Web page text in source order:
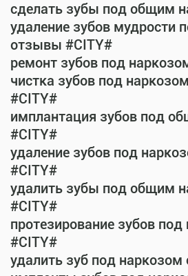
сделать зубы под общим
удаление зубов мудрости
отзывы #CITY#
ремонт зубов под
чистка зубов под
#CITY#
имплантация зубов под
#CITY#
удаление зубов под
#CITY#
удалить зубы под общим
#CITY#
протезирование зубов
#CITY#
удалить зуб под